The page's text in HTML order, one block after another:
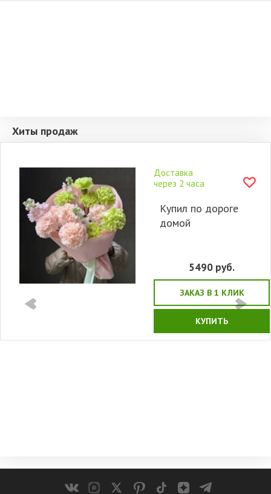
Хиты продаж
Доставка
через 2 часа
Купил по дороге
домой
5490 руб.
ЗАКАЗ В 1 КЛИК
КУПИТЬ